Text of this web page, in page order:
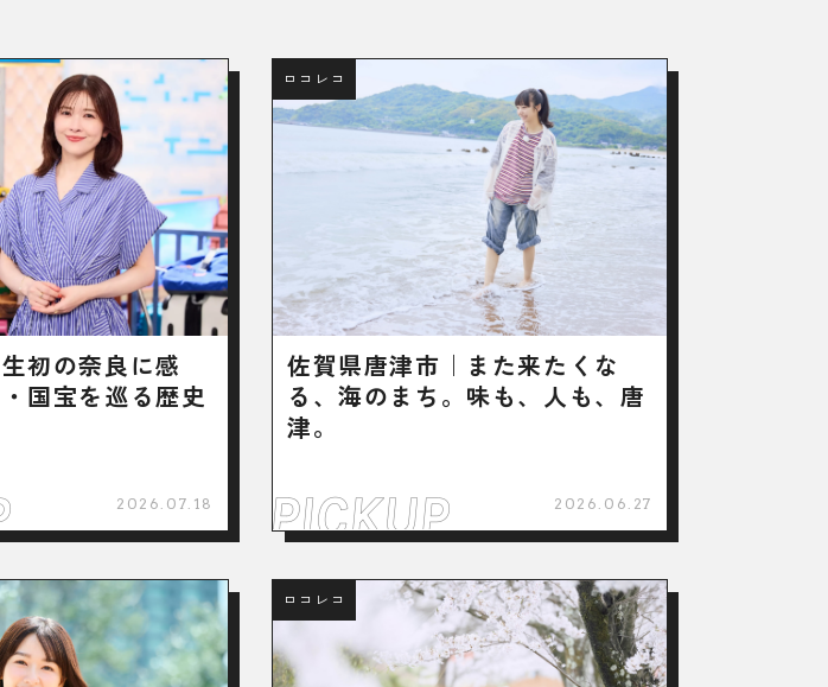
初の奈良に感
国宝を巡る歴史
2026.07.18
ロコレコ
佐賀県唐津市｜また来たくな
る、海のまち。味も、人も、唐
津。
2026.06.27
ロコレコ